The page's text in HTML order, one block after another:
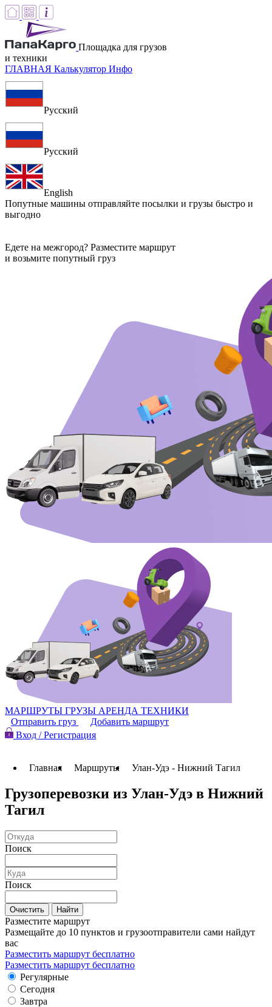
Площадка для грузов
и техники
ГЛАВНАЯ Калькулятор Инфо
Русский
Русский
English
Попутные машины отправляйте посылки и грузы быстро и
выгодно
Едете на межгород? Разместите маршрут
и возьмите попутный груз
МАРШРУТЫ ГРУЗЫ АРЕНДА ТЕХНИКИ
Отправить груз
Добавить маршрут
Вход / Регистрация
Главная Маршруты Улан-Удэ - Нижний Тагил
Грузоперевозки из Улан-Удэ в Нижний
Тагил
Поиск
Поиск
Очистить Найти
Разместите маршрут
Размещайте до 10 пунктов и грузоотправители сами найдут
вас
Разместить маршрут бесплатно
Разместить маршрут бесплатно
Регулярные
Сегодня
Завтра